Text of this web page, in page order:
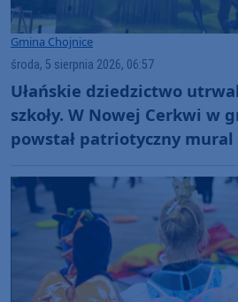
Gmina Chojnice
środa, 5 sierpnia 2026, 06:57
Ułańskie dziedzictwo
szkoły. W Nowej Cerkwi w
powstał patriotyczny mural